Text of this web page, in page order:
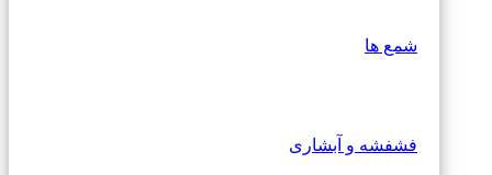
شمع ها
فشفشه و آبشاری